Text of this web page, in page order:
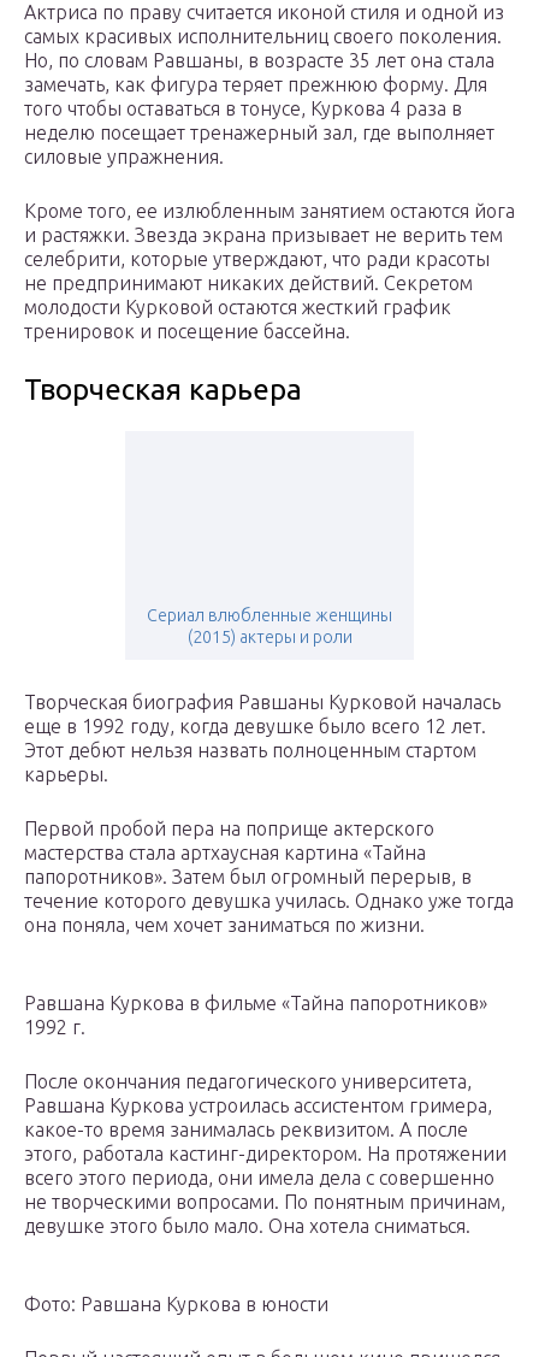
Актриса по праву считается иконой стиля и одной из
самых красивых исполнительниц своего поколения.
Но, по словам Равшаны, в возрасте 35 лет она стала
замечать, как фигура теряет прежнюю форму. Для
того чтобы оставаться в тонусе, Куркова 4 раза в
неделю посещает тренажерный зал, где выполняет
силовые упражнения.
Кроме того, ее излюбленным занятием остаются йога
и растяжки. Звезда экрана призывает не верить тем
селебрити, которые утверждают, что ради красоты
не предпринимают никаких действий. Секретом
молодости Курковой остаются жесткий график
тренировок и посещение бассейна.
Творческая карьера
Сериал влюбленные женщины
(2015) актеры и роли
Творческая биография Равшаны Курковой началась
еще в 1992 году, когда девушке было всего 12 лет.
Этот дебют нельзя назвать полноценным стартом
карьеры.
Первой пробой пера на поприще актерского
мастерства стала артхаусная картина «Тайна
папоротников». Затем был огромный перерыв, в
течение которого девушка училась. Однако уже тогда
она поняла, чем хочет заниматься по жизни.
Равшана Куркова в фильме «Тайна папоротников»
1992 г.
После окончания педагогического университета,
Равшана Куркова устроилась ассистентом гримера,
какое-то время занималась реквизитом. А после
этого, работала кастинг-директором. На протяжении
всего этого периода, они имела дела с совершенно
не творческими вопросами. По понятным причинам,
девушке этого было мало. Она хотела сниматься.
Фото: Равшана Куркова в юности